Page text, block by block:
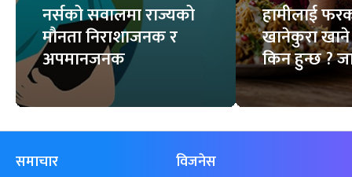
नर्सको सवालमा राज्यको
मौनता निराशाजनक र
अपमानजनक
हामीलाई
खानेकुरा खाने
किन हुन्छ ?
समाचार विजनेस